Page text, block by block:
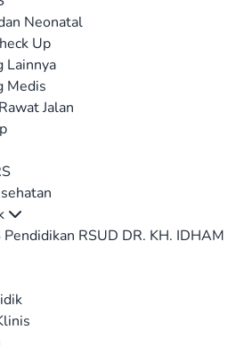
Neonatal
Up
Lainnya
Medis
Jalan
RSUD DR. KH. IDHAM